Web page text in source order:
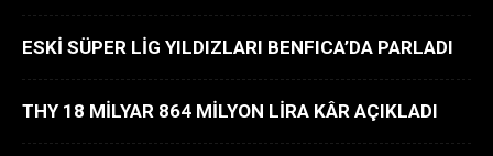
ESKİ SÜPER LİG YILDIZLARI BENFICA’DA PARLADI
THY 18 MİLYAR 864 MİLYON LİRA KÂR AÇIKLADI